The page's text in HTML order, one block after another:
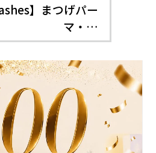
】まつげパー
マ・…